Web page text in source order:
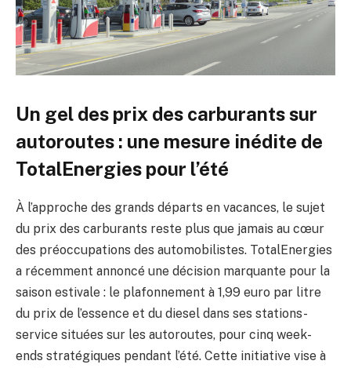
Un gel des prix des carburants sur
autoroutes : une mesure inédite de
TotalEnergies pour l’été
À l’approche des grands départs en vacances, le sujet
du prix des carburants reste plus que jamais au cœur
des préoccupations des automobilistes. TotalEnergies
a récemment annoncé une décision marquante pour la
saison estivale : le plafonnement à 1,99 euro par litre
du prix de l’essence et du diesel dans ses stations-
service situées sur les autoroutes, pour cinq week-
ends stratégiques pendant l’été. Cette initiative vise à